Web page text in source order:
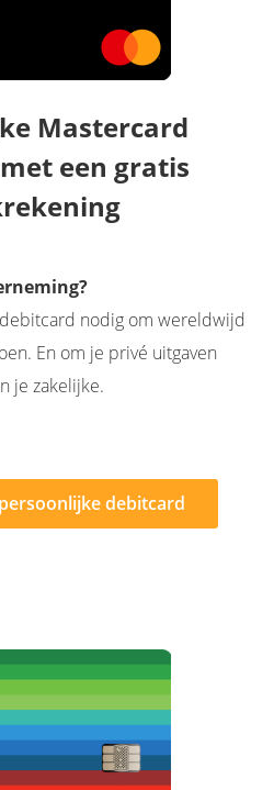
Mastercard
een gratis
nodig om wereldwijd
En om je privé uitgaven
je zakelijke.
debitcard